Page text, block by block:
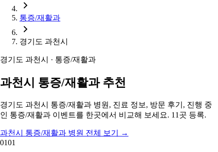
통증/재활과
경기도 과천시
경기도 과천시 · 통증/재활과
과천시 통증/재활과 추천
경기도 과천시 통증/재활과 병원, 진료 정보, 방문 후기, 진행 중
인 통증/재활과 이벤트를 한곳에서 비교해 보세요. 11곳 등록.
과천시 통증/재활과 병원 전체 보기
→
0101